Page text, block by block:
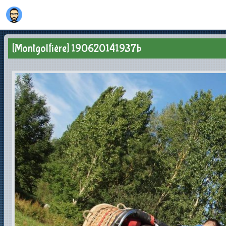
[Montgolfière] 190620141937b